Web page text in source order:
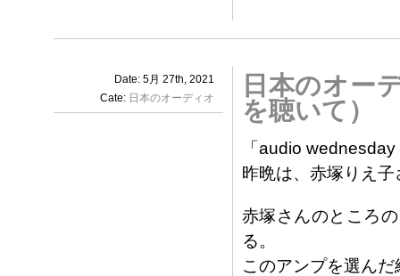
Date: 5月 27th, 2021
Cate: 日本のオーディオ
日本のオー
を聴いて）
「audio
昨晩は、赤塚りえ
赤塚さんのところ
る。
このアンプを選んだ